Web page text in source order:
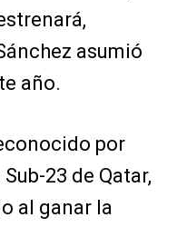
asumió
año.
por
23 de Qatar,
al ganar la